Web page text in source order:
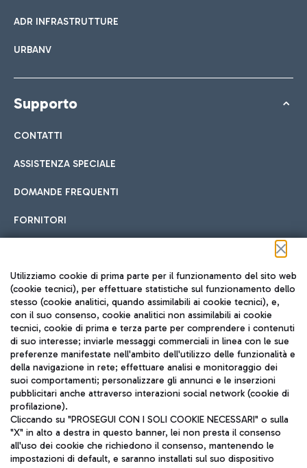
ADR INFRASTRUTTURE
URBANV
Supporto
CONTATTI
ASSISTENZA SPECIALE
DOMANDE FREQUENTI
FORNITORI
Seguici sui social
TRAVEL JOURNAL
ITA
Utilizziamo cookie di prima parte per il funzionamento del sito web
(cookie tecnici), per effettuare statistiche sul funzionamento dello
stesso (cookie analitici, quando assimilabili ai cookie tecnici), e,
con il suo consenso, cookie analitici non assimilabili ai cookie
tecnici, cookie di prima e terza parte per comprendere i contenuti
di suo interesse; inviarle messaggi commerciali in linea con le sue
preferenze manifestate nell'ambito dell'utilizzo delle funzionalità e
della navigazione in rete; effettuare analisi e monitoraggio dei
suoi comportamenti; personalizzare gli annunci e le inserzioni
pubblicitari anche attraverso interazioni social network (cookie di
profilazione).
Cliccando su "PROSEGUI CON I SOLI COOKIE NECESSARI" o sulla
"X" in alto a destra in questo banner, lei non presta il consenso
all'uso dei cookie che richiedono il consenso, mantenendo le
impostazioni di default, e saranno installati sul suo dispositivo